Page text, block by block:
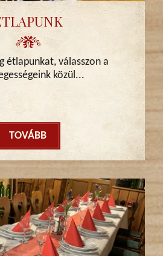
étlapunkat, válasszon a
közül...
TOVÁBB